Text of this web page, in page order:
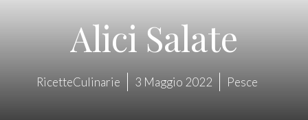
Alici Salate
RicetteCulinarie 3 Maggio 2022 Pesce